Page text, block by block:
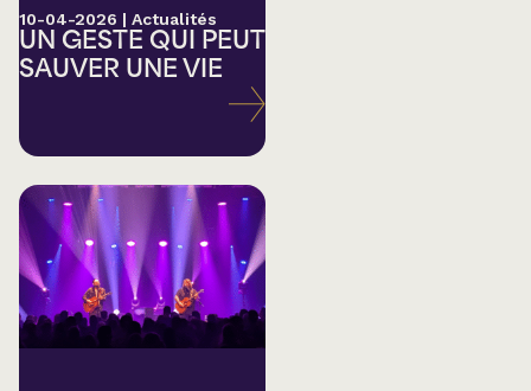
10-04-2026 | Actualités
UN GESTE QUI PEUT
SAUVER UNE VIE